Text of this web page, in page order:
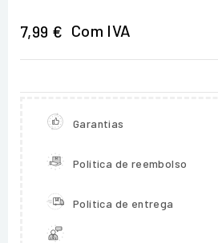
7,99 € Com IVA
Garantias
Política de reembolso
Política de entrega